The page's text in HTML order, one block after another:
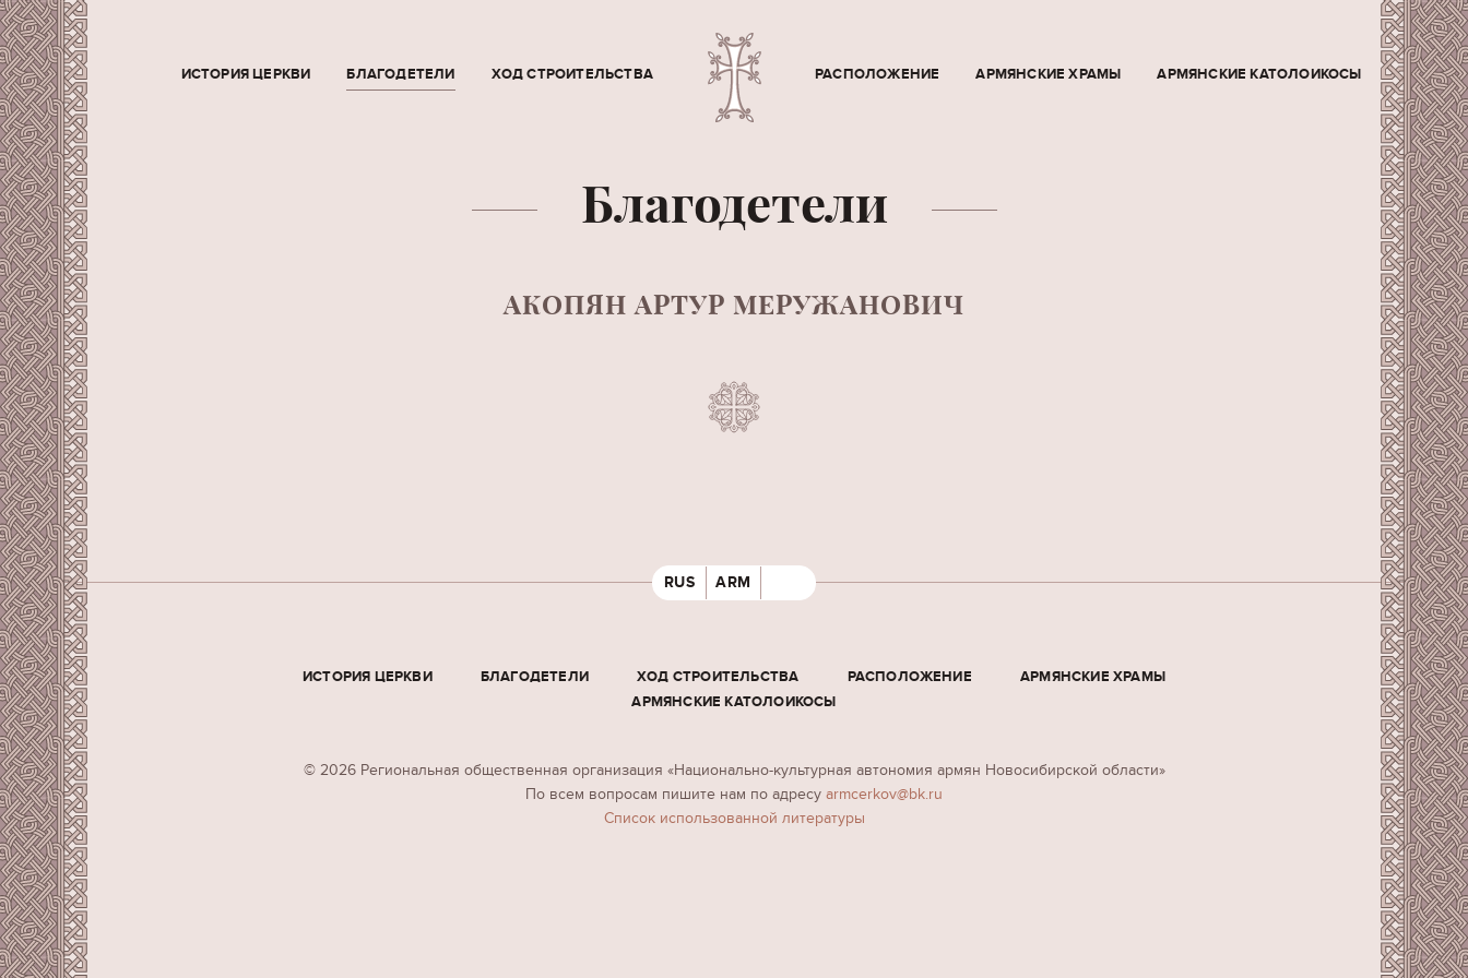
ИСТОРИЯ ЦЕРКВИ БЛАГОДЕТЕЛИ ХОД СТРОИТЕЛЬСТВА РАСПОЛОЖЕНИЕ АРМЯНСКИЕ ХРАМЫ АРМЯНСКИЕ КАТОЛОИКОСЫ
Благодетели
АКОПЯН АРТУР МЕРУЖАНОВИЧ
RUS ARM
ИСТОРИЯ ЦЕРКВИ БЛАГОДЕТЕЛИ ХОД СТРОИТЕЛЬСТВА РАСПОЛОЖЕНИЕ
АРМЯНСКИЕ ХРАМЫ
АРМЯНСКИЕ КАТОЛОИКОСЫ
© 2026 Региональная общественная организация «Национально-культурная автономия армян Новосибирской области»
По всем вопросам пишите нам по адресу armcerkov@bk.ru
Cписок использованной литературы